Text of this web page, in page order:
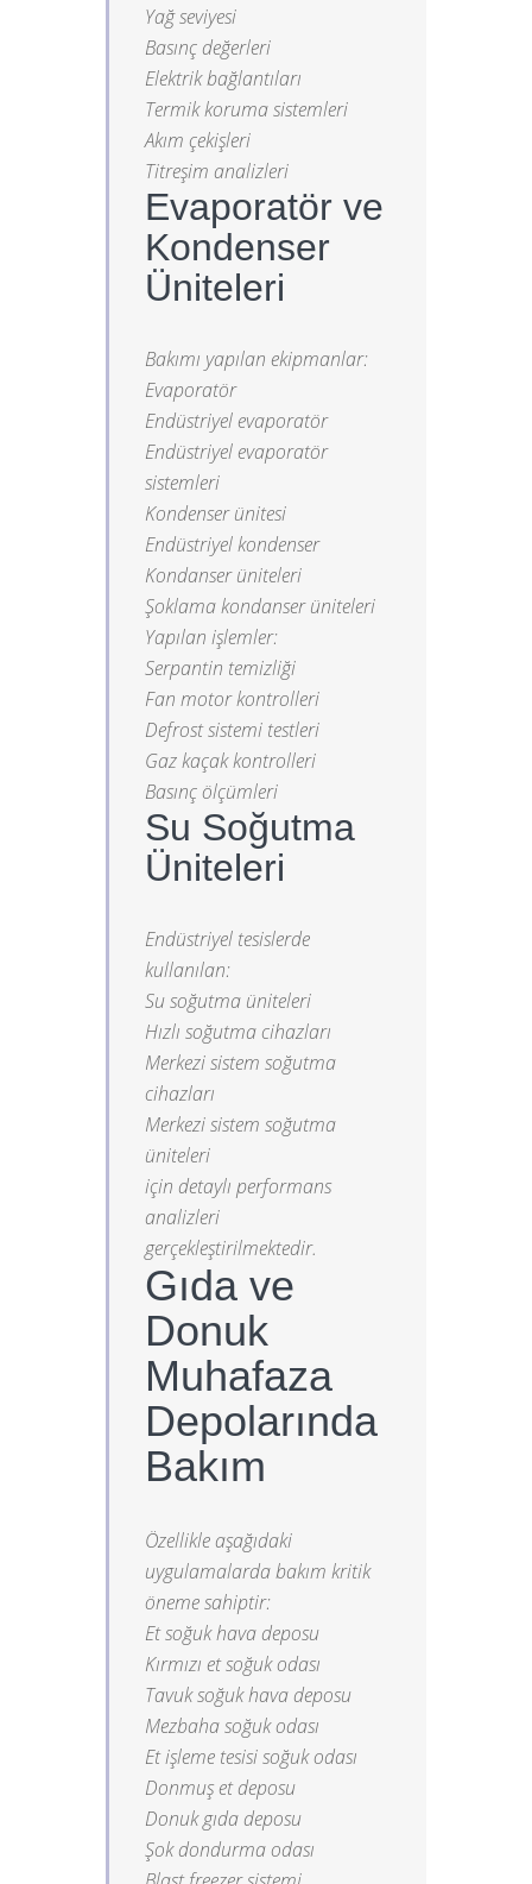
Yağ seviyesi
Basınç değerleri
Elektrik bağlantıları
Termik koruma sistemleri
Akım çekişleri
Titreşim analizleri
Evaporatör ve
Kondenser
Üniteleri
Bakımı yapılan ekipmanlar:
Evaporatör
Endüstriyel evaporatör
Endüstriyel evaporatör
sistemleri
Kondenser ünitesi
Endüstriyel kondenser
Kondanser üniteleri
Şoklama kondanser üniteleri
Yapılan işlemler:
Serpantin temizliği
Fan motor kontrolleri
Defrost sistemi testleri
Gaz kaçak kontrolleri
Basınç ölçümleri
Su Soğutma
Üniteleri
Endüstriyel tesislerde
kullanılan:
Su soğutma üniteleri
Hızlı soğutma cihazları
Merkezi sistem soğutma
cihazları
Merkezi sistem soğutma
üniteleri
için detaylı performans
analizleri
gerçekleştirilmektedir.
Gıda ve
Donuk
Muhafaza
Depolarında
Bakım
Özellikle aşağıdaki
uygulamalarda bakım kritik
öneme sahiptir:
Et soğuk hava deposu
Kırmızı et soğuk odası
Tavuk soğuk hava deposu
Mezbaha soğuk odası
Et işleme tesisi soğuk odası
Donmuş et deposu
Donuk gıda deposu
Şok dondurma odası